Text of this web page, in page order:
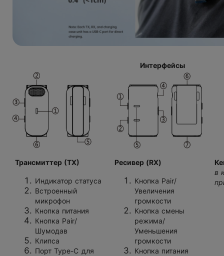
Интерфейсы
Трансмиттер (ТХ)
Индикатор статуса
Встроенный
микрофон
Кнопка питания
Кнопка Pair/
Шумодав
Клипса
ПортType-C для
Ресивер (RX)
Кнопка Pair/
Увеличения
громкости
Кнопка смены
режима/
Уменьшения
громкости
Кнопка питания
в